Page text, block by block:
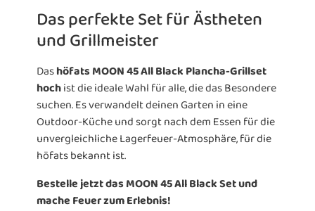
Das perfekte Set für Ästheten
und Grillmeister
Dashöfats MOON 45 All Black Plancha-Grillset
hochist die ideale Wahl für alle, die das Besondere
suchen. Es verwandelt deinen Garten in eine
Outdoor-Küche und sorgt nach dem Essen für die
unvergleichliche Lagerfeuer-Atmosphäre, für die
höfats bekannt ist.
Bestelle jetzt das MOON 45 All Black Set und
mache Feuer zum Erlebnis!